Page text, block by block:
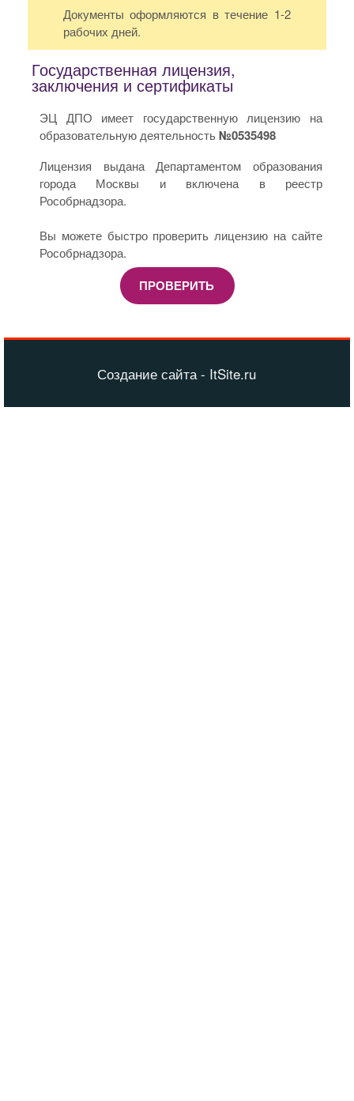
Документы оформляются в течение 1-2
рабочих дней.
Государственная лицензия,
заключения и сертификаты
ЭЦ ДПО имеет государственную лицензию на
образовательную деятельность№0535498
Лицензия выдана Департаментом образования
города Москвы и включена в реестр
Рособрнадзора.
Вы можете быстро проверить лицензию на сайте
Рособрнадзора.
ПРОВЕРИТЬ
Создание сайта - ItSite.ru